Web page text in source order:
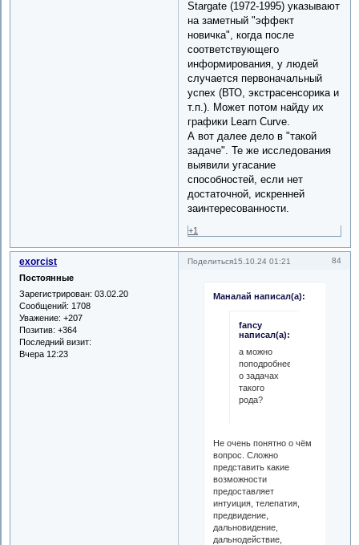
Stargate (1972-1995) указывают
на заметный "эффект
новичка", когда после
соответствующего
информирования, у людей
случается первоначальный
успех (ВТО, экстрасенсорика и
т.п.). Может потом найду их
графики Learn Curve.
А вот далее дело в "такой
задаче". Те же исследования
выявили угасание
способностей, если нет
достаточной, искренней
заинтересованности.
+1
Поделиться 84
15.10.24 01:21
exorcist
Постоянные
Зарегистрирован: 03.02.20
Сообщений: 1708
Уважение: +207
Позитив: +364
Последний визит:
Вчера 12:23
Маналай написал(а):
fancy
написал(а):
а можно
поподробнее
о задачах
такого
рода?
Не очень понятно о чём
вопрос. Сложно
представить какие
возможности
предоставляет
интуиция, телепатия,
предвидение,
дальновидение,
дальнодействие,